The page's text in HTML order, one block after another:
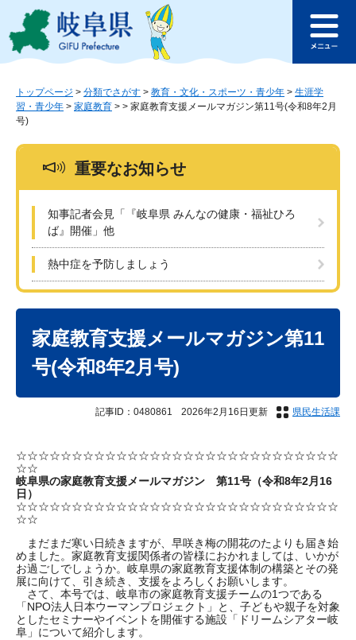
ジ
ュ
このページの本文へ
ュ
トップページ > 分類でさがす > 教育・文化・スポーツ・青少年 > 生涯学
習・青少年 > 家庭教育 > > 家庭教育支援メールマガジン第11号(令和8年2月
号)
重要なお知らせ
知事記者会見「『岐阜県 みんなの健康・福祉ひろ
ば』開催」他
熱中症を予防しましょう
家庭教育支援メールマガジン第11
号(令和8年2月号)
記事ID：0480861 2026年2月16日更新 県民生活課
☆☆☆☆☆☆☆☆☆☆☆☆☆☆☆☆☆☆☆☆☆☆☆☆☆☆☆☆☆
☆☆
岐阜県の家庭教育支援メールマガジン 第11号（令和8年2月16
日）
☆☆☆☆☆☆☆☆☆☆☆☆☆☆☆☆☆☆☆☆☆☆☆☆☆☆☆☆☆
☆☆
まだまだ寒い日続きますが、早咲き梅の開花のたよりも届き始
めました。家庭教育支援関係者の皆様におかれましては、いかが
お過ごしでしょうか。岐阜県の家庭教育支援体制の構築とその発
展に向けて、引き続き、支援をよろしくお願いします。
さて、本号では、岐阜市の家庭教育支援チームの1つである
「NPO法人日本ウーマンプロジェクト」と、子どもや親子を対象
としたセミナーやイベントを開催する施設「ドリームシアター岐
阜」について紹介します。